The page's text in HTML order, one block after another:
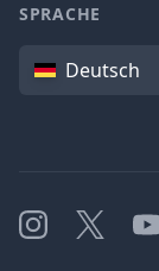
SPRACHE
SpracheDeutsch
Instagram
X